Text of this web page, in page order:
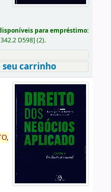
para empréstimo:
342.2 D598] (2).
carrinho